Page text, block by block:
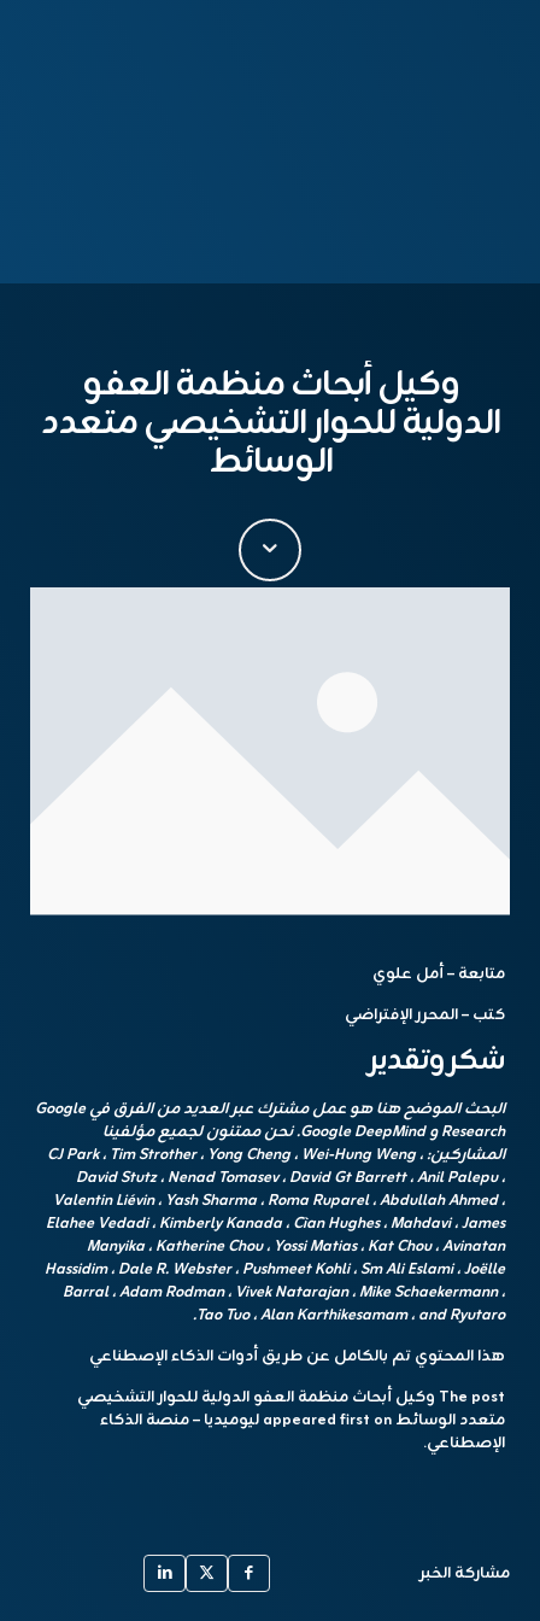
وكيل أبحاث منظمة العفو
الدولية للحوار التشخيصي متعدد
الوسائط
متابعة – أمل علوي
كتب – المحرر الإفتراضي
شكر وتقدير
البحث الموضح هنا هو عمل مشترك عبر العديد من الفرق في Google
Research و Google DeepMind. نحن ممتنون لجميع مؤلفينا
المشاركين:CJ Park ، Tim Strother ، Yong Cheng ، Wei-Hung Weng ،
David Stutz ، Nenad Tomasev ، David Gt Barrett ، Anil Palepu ،
Valentin Liévin ، Yash Sharma ، Roma Ruparel ، Abdullah Ahmed ،
Elahee Vedadi ، Kimberly Kanada ، Cìan Hughes ، Mahdavi ، James
Manyika ، Katherine Chou ، Yossi Matias ، Kat Chou ، Avinatan
Hassidim ، Dale R. Webster ، Pushmeet Kohli ، Sm Ali Eslami ، Joëlle
Barral ، Adam Rodman ، Vivek Natarajan ، Mike Schaekermann ،
Tao Tuo ، Alan Karthikesamam ، and Ryutaro.
هذا المحتوي تم بالكامل عن طريق أدوات الذكاء الإصطناعي
The post وكيل أبحاث منظمة العفو الدولية للحوار التشخيصي
متعدد الوسائط appeared first on ليوميديا – منصة الذكاء
الإصطناعي.
مشاركة الخبر